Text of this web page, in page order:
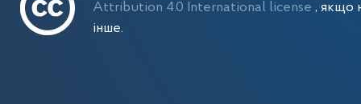
Attribution 4.0 International license , якщо
інше.